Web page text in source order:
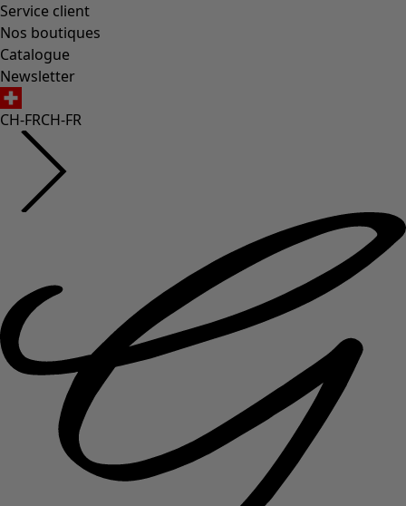
Service client
Nos boutiques
Catalogue
Newsletter
CH-FRCH-FR